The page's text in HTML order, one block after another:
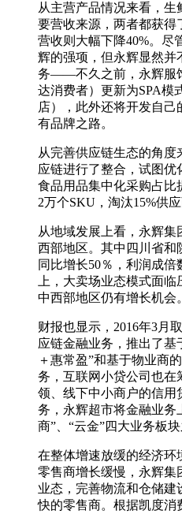
从主营产品情况来看，
要营收来源，两者都获得
营收则大幅下降40%。尽
辉的强项，但永辉显然并
务——不久之前，永辉服
达消费者）更新为SPA模
店），此外还将开发自己
有品牌之路。
从完善供应链生态的角
应链进行了整合，试图优
食品用品集中化采购占比
2万个SKU，淘汰15%供
从地域发展上看，永辉集
西部地区。其中四川省和
同比增长50％，利润成
上，大卖场业态模式面
中西部地区仍有增长机会。
财报也显示，2016年3月
应链金融业务，推出了基
＋惠常盈”和基于物业商
务，互联网小贷公司也在
领、线下中小商户的信用
务，永辉超市将金融业务
商”、“云金”四大业务板块
在整体增速放缓的经济环
零售商增长缓慢，永辉集
业态，完善物流和仓储
快的零售商。根据凯度消